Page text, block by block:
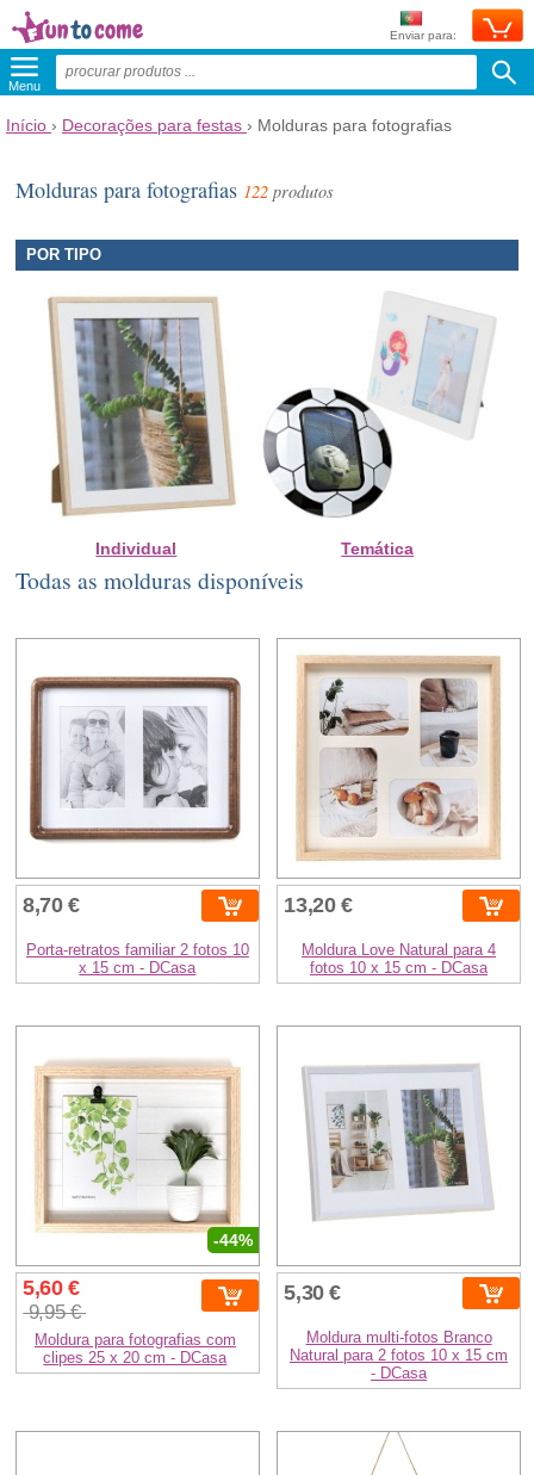
Enviar para:
Menu
Início › Decorações para festas › Molduras para fotografias
Molduras para fotografias 122 produtos
POR TIPO
Individual Temática
Todas as molduras disponíveis
8,70 €
Porta-retratos familiar 2 fotos 10
x 15 cm - DCasa
13,20 €
Moldura Love Natural para 4
fotos 10 x 15 cm - DCasa
-44%
5,60 €
9,95 €
Moldura para fotografias com
clipes 25 x 20 cm - DCasa
5,30 €
Moldura multi-fotos Branco
Natural para 2 fotos 10 x 15 cm
- DCasa